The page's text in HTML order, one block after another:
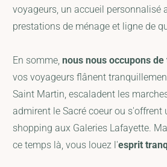
voyageurs, un accueil personnalisé
prestations de ménage et ligne de
En somme,nous nous occupons de
vos voyageurs flânent
Saint Martin, escaladent les
admirent le Sacré coeur ou s'offrent
shopping aux Galeries Lafayette.
ce temps là, vous louez l'esprit